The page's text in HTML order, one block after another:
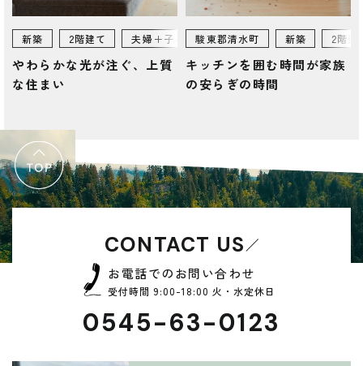
新築 2階建て 夫婦＋子ども
やわらかな光が注ぐ、上質
な住まい
駿東郡清水町 新築 2階建
キッチンを囲む時間が家族
の安らぎの時間
CONTACT US
お電話でのお問い合わせ
受付時間 9:00-18:00 火・水定休日
0545-63-0123